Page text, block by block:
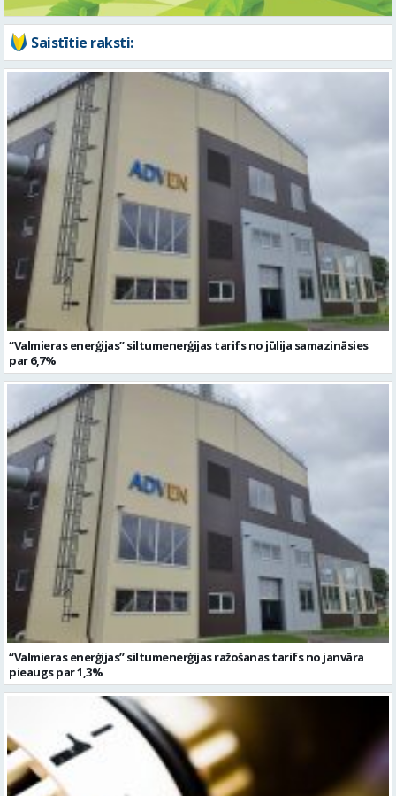
Saistītie raksti:
“Valmieras enerģijas” siltumenerģijas tarifs no jūlija samazināsies
par 6,7%
“Valmieras enerģijas” siltumenerģijas ražošanas tarifs no janvāra
pieaugs par 1,3%